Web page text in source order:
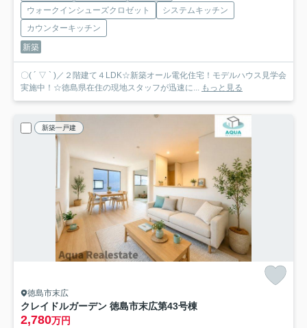
ウォークインシューズクロゼット
システムキッチン
カウンターキッチン
新築
〇( ´ ▽ ` )／２階建て４LDK☆新築オール電化住宅！モデルハウス見学会
実施中！☆徳島県在住の現地スタッフが迅速に... もっと見る
新築一戸建
徳島市末広
クレイドルガーデン 徳島市末広第43号棟
2,780万円